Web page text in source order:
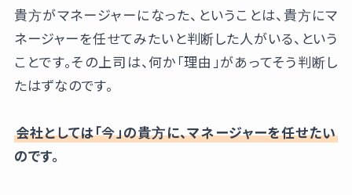
貴方がマネージャーになった、ということは、貴方にマ
ネージャーを任せてみたいと判断した人がいる、という
ことです。その上司は、何か「理由」があってそう判断し
たはずなのです。
会社としては「今」の貴方に、マネージャーを任せたい
のです。